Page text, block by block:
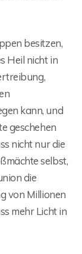
besitzen,
Heil nicht in
kann, und
geschehen
nicht nur die
selbst,
die
von Millionen
mehr Licht in